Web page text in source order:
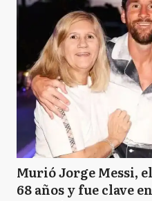
Murió Jorge Messi,
68 años y fue clave